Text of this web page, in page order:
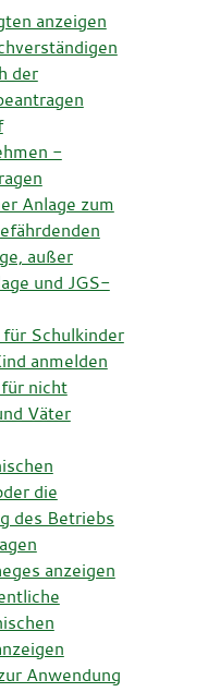
anzeigen
der
-
Anlage zum
außer
und JGS-
Schulkinder
anmelden
nicht
Väter
die
des Betriebs
anzeigen
Anwendung